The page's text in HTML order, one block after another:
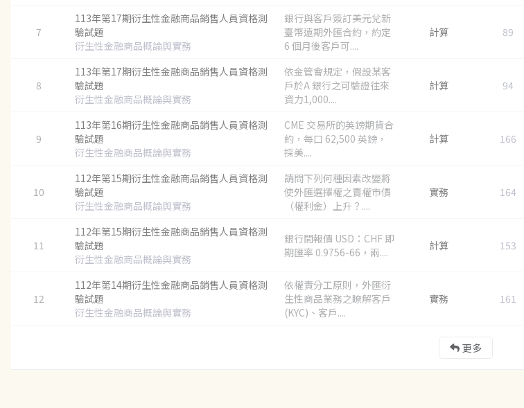
7
113年第17期衍生性金融商品銷售人員資格測
驗試題
衍生性金融商品概論與實務
銀行與客戶簽訂美元兌新
臺幣遠期外匯合約，約定
6 個月後客戶可....
計算 89
8
113年第17期衍生性金融商品銷售人員資格測
驗試題
衍生性金融商品概論與實務
依金管會規定，假設某客
戶於A 銀行之可驗證往來
資力1,000....
計算 94
9
113年第16期衍生性金融商品銷售人員資格測
驗試題
衍生性金融商品概論與實務
CME 交易所的英鎊期貨合
約，每口 62,500 英鎊，
採美....
計算 166
10
112年第15期衍生性金融商品銷售人員資格測
驗試題
衍生性金融商品概論與實務
請問下列何種因素改變將
使外匯選擇權之賣權市價
（權利金）上升？....
實務 164
11
112年第15期衍生性金融商品銷售人員資格測
驗試題
衍生性金融商品概論與實務
銀行間報價 USD：CHF 即
期匯率 0.9756-66，兩....
計算 153
12
112年第14期衍生性金融商品銷售人員資格測
驗試題
衍生性金融商品概論與實務
依權責分工原則，外匯衍
生性商品業務之瞭解客戶
(KYC)、客戶....
實務 161
更多